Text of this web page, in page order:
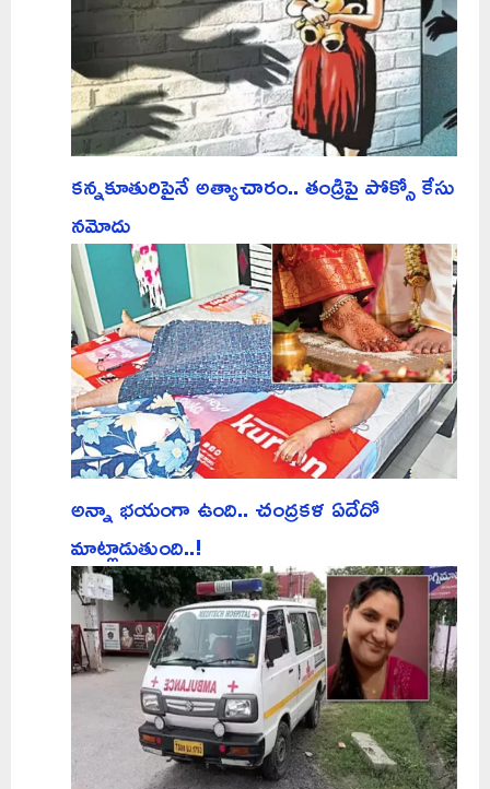
కన్నకూతురిపైనే అత్యాచారం.. తండ్రిపై పోక్సో కేసు
నమోదు
అన్నా భయంగా ఉంది.. చంద్రకళ ఏదేదో
మాట్లాడుతుంది..!